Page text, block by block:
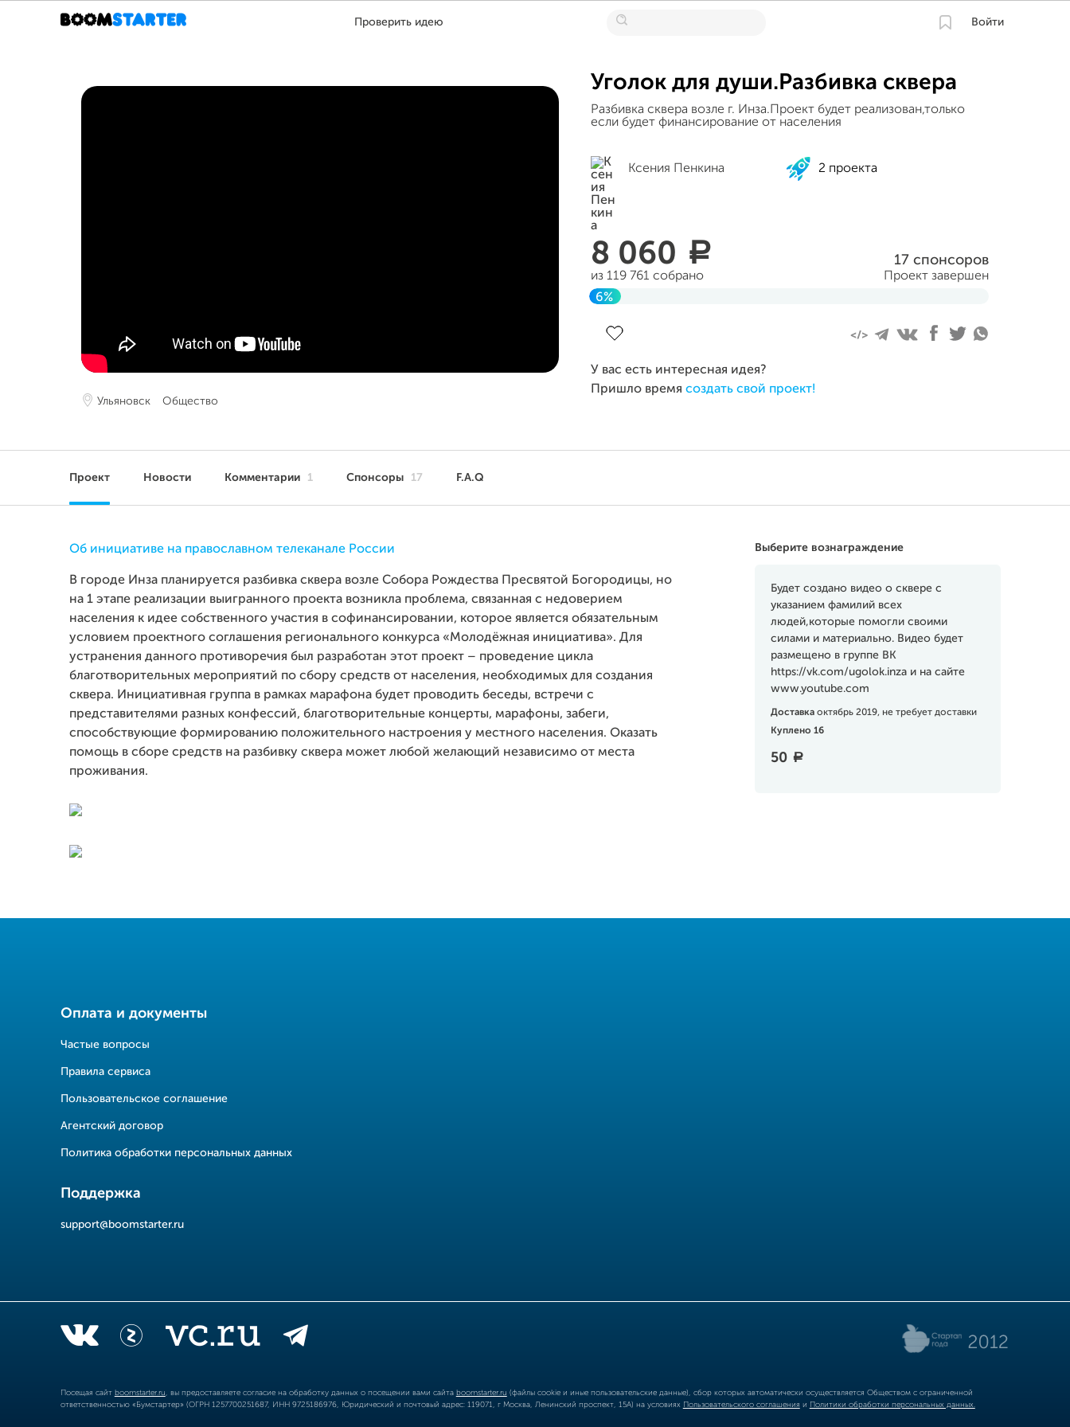
Проверить идею Войти
Ульяновск Общество
Уголок для души.Разбивка сквера
Разбивка сквера возле г. Инза.Проект будет реализован,только
если будет финансирование от населения
Ксения Пенкина 2 проекта
8 060 a
из 119 761 собрано
17 спонсоров
Проект завершен
6%
У вас есть интересная идея?
Пришло время создать свой проект!
Проект Новости Комментарии 1 Спонсоры 17 F.A.Q
Выберите вознаграждение
Будет создано видео о сквере с
указанием фамилий всех
людей,которые помогли своими
силами и материально. Видео будет
размещено в группе ВК
https://vk.com/ugolok.inza и на сайте
www.youtube.com
Доставка октябрь 2019, не требует доставки
Куплено 16
50 a
Об инициативе на православном телеканале России
В городе Инза планируется разбивка сквера возле Собора Рождества Пресвятой Богородицы, но
на 1 этапе реализации выигранного проекта возникла проблема, связанная с недоверием
населения к идее собственного участия в софинансировании, которое является обязательным
условием проектного соглашения регионального конкурса «Молодёжная инициатива». Для
устранения данного противоречия был разработан этот проект – проведение цикла
благотворительных мероприятий по сбору средств от населения, необходимых для создания
сквера. Инициативная группа в рамках марафона будет проводить беседы, встречи с
представителями разных конфессий, благотворительные концерты, марафоны, забеги,
способствующие формированию положительного настроения у местного населения. Оказать
помощь в сборе средств на разбивку сквера может любой желающий независимо от места
проживания.
Оплата и документы
Частые вопросы
Правила сервиса
Пользовательское соглашение
Агентский договор
Политика обработки персональных данных
Поддержка
support@boomstarter.ru
Посещая сайт boomstarter.ru , вы предоставляете согласие на обработку данных о посещении вами сайта boomstarter.ru (файлы cookie и иные пользовательские данные), сбор которых автоматически осуществляется Обществом с ограниченной
ответственностью «Бумстартер» (ОГРН 1257700251687, ИНН 9725186976, Юридический и почтовый адрес: 119071, г Москва, Ленинский проспект, 15А) на условиях Пользовательского соглашения и Политики обработки персональных данных.